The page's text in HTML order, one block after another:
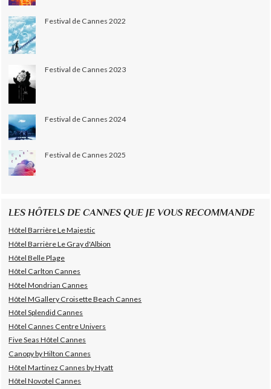
Festival de Cannes 2022
Festival de Cannes 2023
Festival de Cannes 2024
Festival de Cannes 2025
LES HÔTELS DE CANNES QUE JE VOUS RECOMMANDE
Hôtel Barrière Le Majestic
Hôtel Barrière Le Gray d'Albion
Hôtel Belle Plage
Hôtel Carlton Cannes
Hôtel Mondrian Cannes
Hôtel MGallery Croisette Beach Cannes
Hôtel Splendid Cannes
Hôtel Cannes Centre Univers
Five Seas Hôtel Cannes
Canopy by Hilton Cannes
Hôtel Martinez Cannes by Hyatt
Hôtel Novotel Cannes